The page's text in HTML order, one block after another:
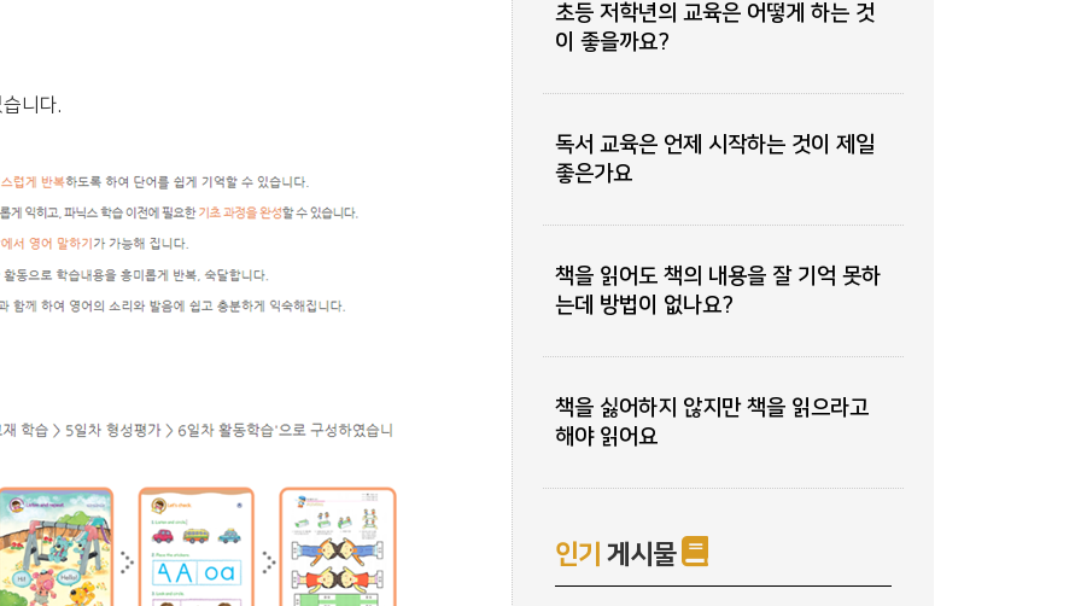
니다.
초등 저학년의 교육은 어떻게 하는 것
이 좋을까요?
독서 교육은 언제 시작하는 것이 제일
좋은가요
책을 읽어도 책의 내용을 잘 기억 못하
는데 방법이 없나요?
책을 싫어하지 않지만 책을 읽으라고
해야 읽어요
인기 게시물